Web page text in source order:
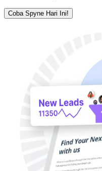
Coba Spyne Hari Ini!